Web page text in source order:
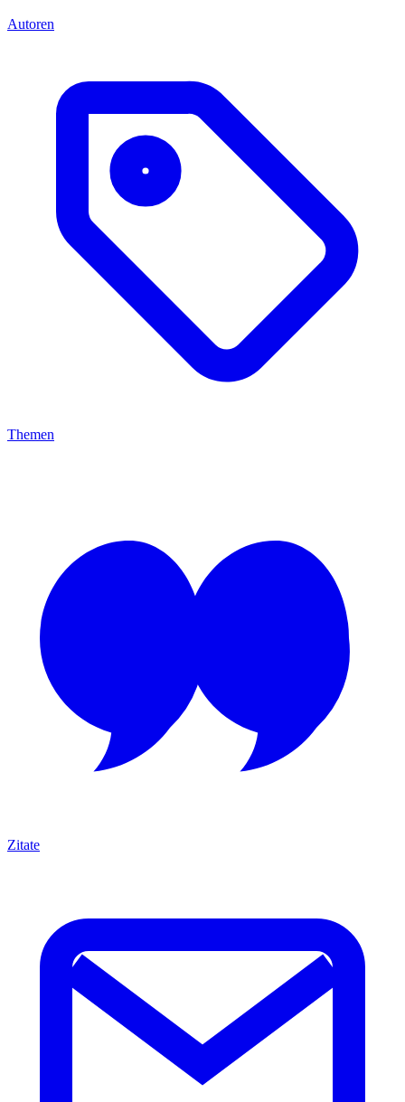
Autoren
Themen
Zitate